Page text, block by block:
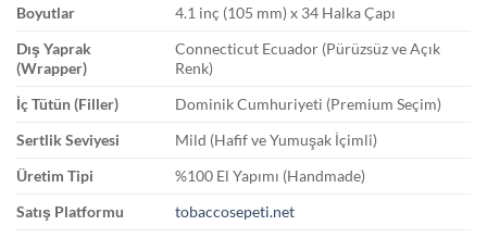
Boyutlar
4.1 inç (105 mm) x 34 Halka Çapı
Dış Yaprak
(Wrapper)
Connecticut Ecuador (Pürüzsüz ve Açık
Renk)
İç Tütün (Filler)
Dominik Cumhuriyeti (Premium Seçim)
Sertlik Seviyesi
Mild (Hafif ve Yumuşak İçimli)
Üretim Tipi
%100 El Yapımı (Handmade)
Satış Platformu
tobaccosepeti.net